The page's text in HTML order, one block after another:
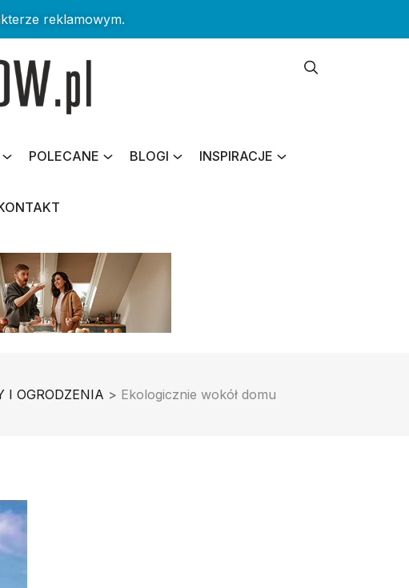
reklamowym.
POLECANE BLOGI INSPIRACJE
I OGRODZENIA > Ekologicznie wokół domu